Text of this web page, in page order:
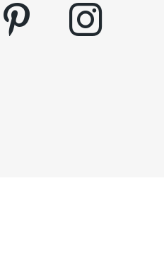
pinterest instagram